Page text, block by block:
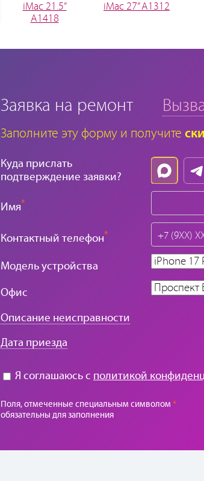
iMac 21.5”
A1418
iMac 27” A1312
Заявка на ремонт
Заполните эту форму и получите
Куда прислать
подтверждение заявки?
Имя*
Контактный телефон*
Модель устройства
Офис
Описание неисправности
Дата приезда
Я соглашаюсь с политикой
Поля, отмеченные специальным символом *
обязательны для заполнения